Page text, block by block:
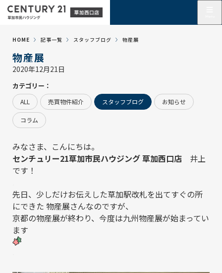
HOME 記事一覧 スタッフブログ 物産展
物産展
2020年12月21日
カテゴリー：
ALL 売買物件紹介 スタッフブログ お知らせ
コラム
みなさま、こんにちは。
センチュリー21草加市民ハウジング 草加西口店 井上
です！
先日、少しだけお伝えした草加駅改札を出てすぐの所
にできた 物産展さんなのですが、
京都の物産展が終わり、今度は九州物産展が始まってい
ます